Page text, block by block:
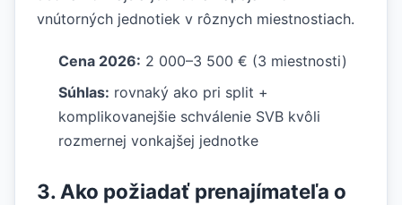
vnútorných jednotiek v rôznych miestnostiach.
Cena 2026: 2 000–3 500 € (3 miestnosti)
Súhlas: rovnaký ako pri split +
komplikovanejšie schválenie SVB kvôli
rozmernej vonkajšej jednotke
3. Ako požiadať prenajímateľa o